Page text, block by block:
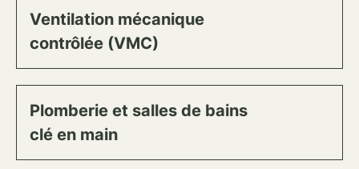
Ventilation mécanique
contrôlée (VMC)
Plomberie et salles de bains
clé en main